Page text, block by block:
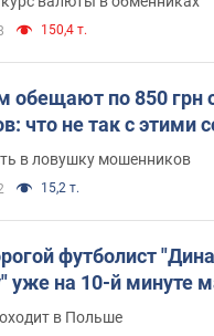
150,4 т.
обещают по 850 грн
что не так с этими
в ловушку мошенников
15,2 т.
футболист
уже на 10-й минуте
в Польше